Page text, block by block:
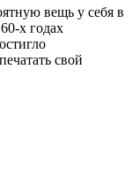
вещь у себя в
х годах
свой